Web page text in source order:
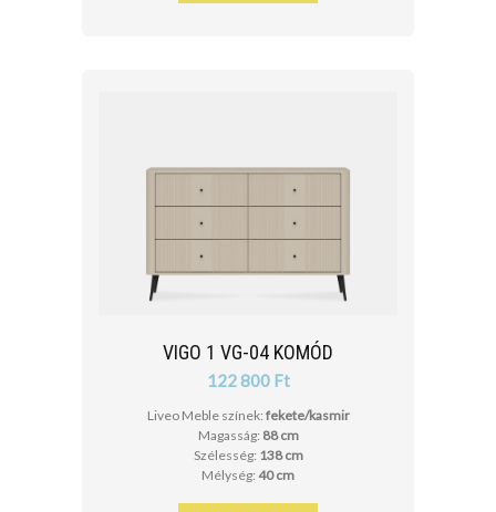
VIGO 1 VG-04 KOMÓD
122 800 Ft
Liveo Meble színek: fekete/kasmir
Magasság: 88 cm
Szélesség: 138 cm
Mélység: 40 cm